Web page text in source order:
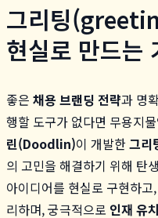
그리팅
현실로 만드는
좋은 채용 브랜딩 전략과 명
행할 도구가 없다면 무용지
린(Doodlin)이 개발한그
의 고민을 해결하기 위해 탄
아이디어를 현실로 구현하
리하며, 궁극적으로 인재 유치